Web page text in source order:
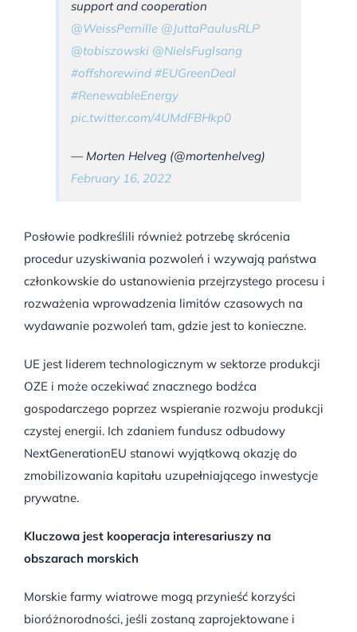
support and cooperation
@WeissPernille @JuttaPaulusRLP
@tobiszowski @NielsFuglsang
#offshorewind #EUGreenDeal
#RenewableEnergy
pic.twitter.com/4UMdFBHkp0
— Morten Helveg (@mortenhelveg)
February 16, 2022
Posłowie podkreślili również potrzebę skrócenia
procedur uzyskiwania pozwoleń i wzywają państwa
członkowskie do ustanowienia przejrzystego procesu i
rozważenia wprowadzenia limitów czasowych na
wydawanie pozwoleń tam, gdzie jest to konieczne.
UE jest liderem technologicznym w sektorze produkcji
OZE i może oczekiwać znacznego bodźca
gospodarczego poprzez wspieranie rozwoju produkcji
czystej energii. Ich zdaniem fundusz odbudowy
NextGenerationEU stanowi wyjątkową okazję do
zmobilizowania kapitału uzupełniającego inwestycje
prywatne.
Kluczowa jest kooperacja interesariuszy na
obszarach morskich
Morskie farmy wiatrowe mogą przynieść korzyści
bioróżnorodności, jeśli zostaną zaprojektowane i